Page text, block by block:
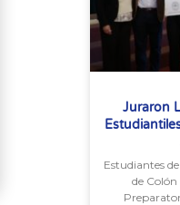
Juraron
Estudiantes
de